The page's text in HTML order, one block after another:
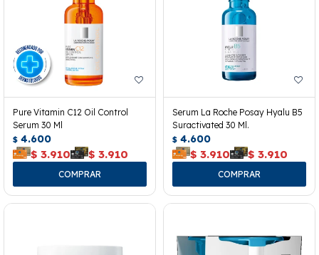
Pure Vitamin C12 Oil Control
Serum 30 Ml
$ 4.600
$ 3.910 $ 3.910
Serum La Roche Posay Hyalu B5
Suractivated 30 Ml.
$ 4.600
$ 3.910 $ 3.910